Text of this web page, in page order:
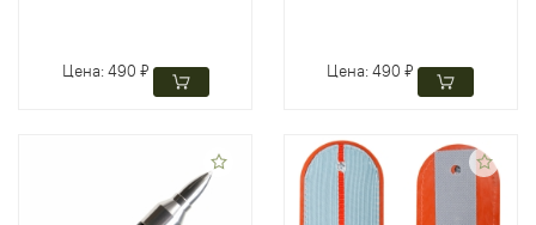
Цена:490 ₽ Цена:490 ₽